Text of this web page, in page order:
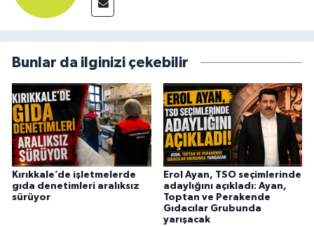
Bunlar da ilginizi çekebilir
Kırıkkale’de işletmelerde
gıda denetimleri aralıksız
sürüyor
Erol Ayan, TSO seçimlerinde
adaylığını açıkladı: Ayan,
Toptan ve Perakende
Gıdacılar Grubunda
yarışacak